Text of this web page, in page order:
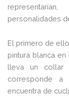
personalidades
El primero de
pintura blanca
lleva un collar
corresponde a
encuentra de